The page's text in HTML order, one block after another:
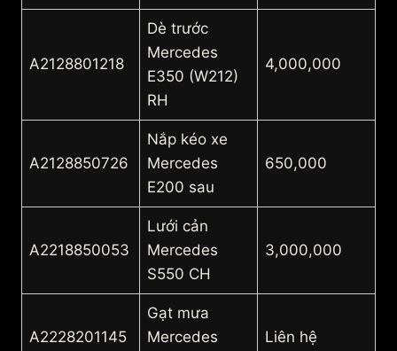
A2128801218
Dè trước
Mercedes
E350 (W212)
RH
4,000,000
A2128850726
Nắp kéo xe
Mercedes
E200 sau
650,000
A2218850053
Lưới cản
Mercedes
S550 CH
3,000,000
A2228201145
Gạt mưa
Mercedes
Liên hệ